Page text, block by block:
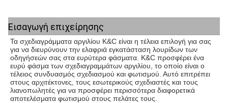
Εισαγωγή επιχείρησης
Τα σχεδιαγράμματα αργιλίου K&C είναι η τέλεια επιλογή για σας
για να διευρύνουν την ελαφριά εγκατάσταση λουρίδων των
οδηγήσεών σας στα ευρύτερα φάσματα. K&C προσφέρει ένα
ευρύ φάσμα των σχεδιαγραμμάτων αργιλίου, το οποίο είναι ο
τέλειος συνδυασμός σχεδιασμού και φωτισμού. Αυτό επιτρέπει
στους αρχιτέκτονες, τους εσωτερικούς σχεδιαστές και τους
λιανοπωλητές για να προσφέρει περισσότερα διαφορετικά
αποτελέσματα φωτισμού στους πελάτες τους.